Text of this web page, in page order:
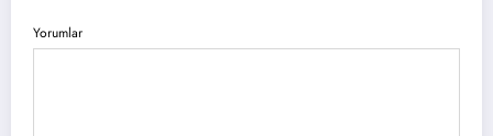
Yorumlar